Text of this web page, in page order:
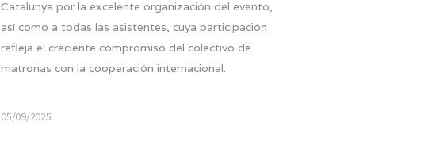
Catalunya por la excelente organización del evento,
así como a todas las asistentes, cuya participación
refleja el creciente compromiso del colectivo de
matronas con la cooperación internacional.
05/09/2025